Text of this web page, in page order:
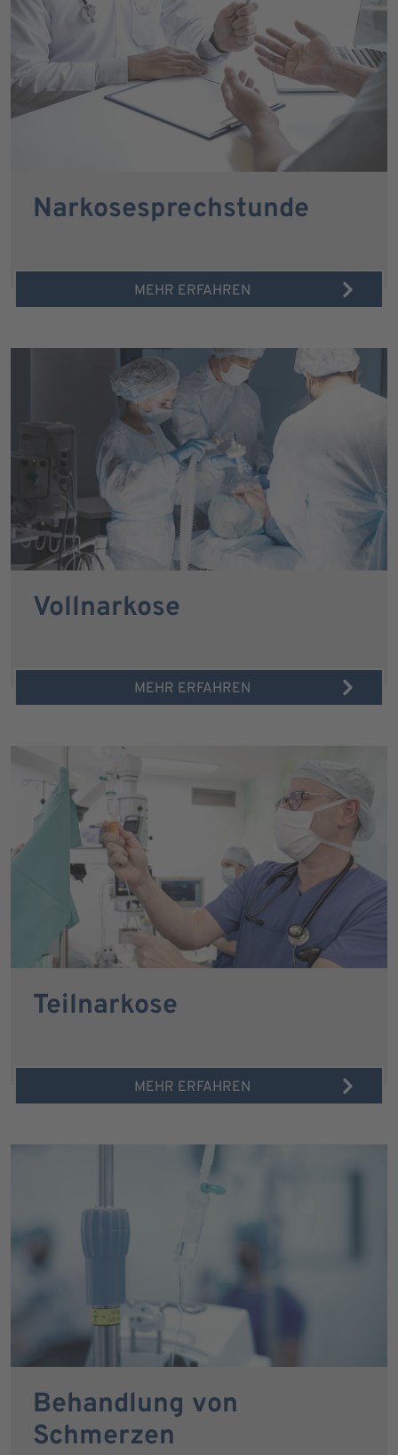
Narkosesprechstunde
MEHR ERFAHREN
Vollnarkose
MEHR ERFAHREN
Teilnarkose
MEHR ERFAHREN
Behandlung von
Schmerzen